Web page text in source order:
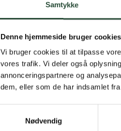
Samtykke
Denne hjemmeside bruger cookies
Vi bruger cookies til at tilpasse
vores trafik. Vi deler også
annonceringspartnere og
dem, eller som de har indsamlet
Nødvendig